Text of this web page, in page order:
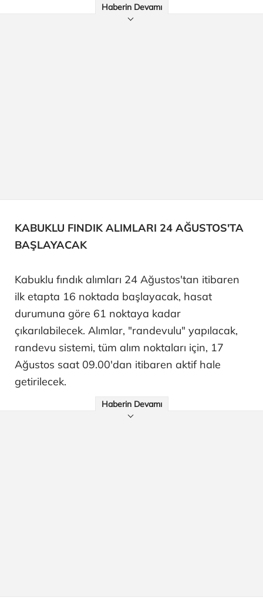
Haberin Devamı
KABUKLU FINDIK ALIMLARI 24 AĞUSTOS'TA
BAŞLAYACAK
Kabuklu fındık alımları 24 Ağustos'tan itibaren
ilk etapta 16 noktada başlayacak, hasat
durumuna göre 61 noktaya kadar
çıkarılabilecek. Alımlar, "randevulu" yapılacak,
randevu sistemi, tüm alım noktaları için, 17
Ağustos saat 09.00'dan itibaren aktif hale
getirilecek.
Haberin Devamı